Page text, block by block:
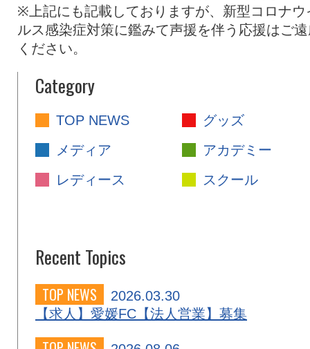
※上記にも記載しておりますが、新型コロナウ
ルス感染症対策に鑑みて声援を伴う応援はご
ください。
Category
TOP NEWS
グッズ
メディア
アカデミー
レディース
スクール
Recent Topics
TOP NEWS
2026.03.30
【求人】愛媛FC【法人営業】募集